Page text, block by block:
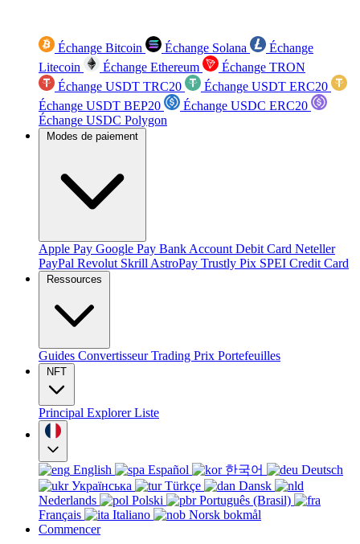
Échange Bitcoin Échange Solana
Échange
Litecoin
Échange Ethereum
Échange TRON
Échange USDT TRC20
Échange USDT ERC20
Échange USDT BEP20
Échange USDC ERC20
Échange USDC Polygon
Modes de paiement
Apple Pay Google Pay Bank Account Debit Card Neteller
PayPal Revolut Skrill AstroPay Trustly Pix SPEI Credit Card
Ressources
Guides ConvertisseurTrading Prix Portefeuilles
NFT
Principal ExplorerListe
English Español 한국어
Deutsch
Українська
Türkçe
Dansk
Nederlands
Polski
Português (Brasil)
Français
Italiano
Norsk bokmål
Commencer